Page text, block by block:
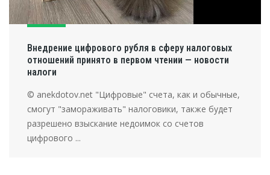
Внедрение цифрового рубля в сферу налоговых
отношений принято в первом чтении — новости
налоги
© anekdotov.net "Цифровые" счета, как и обычные,
смогут "замораживать" налоговики, также будет
разрешено взыскание недоимок со счетов
цифрового ...